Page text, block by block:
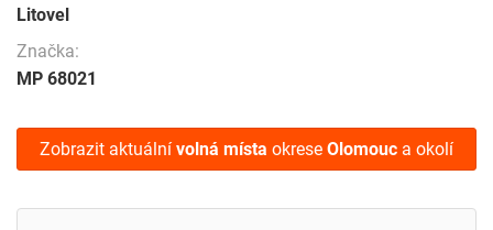
Litovel
Značka:
MP 68021
Zobrazit aktuální volná místa okrese Olomouc a okolí